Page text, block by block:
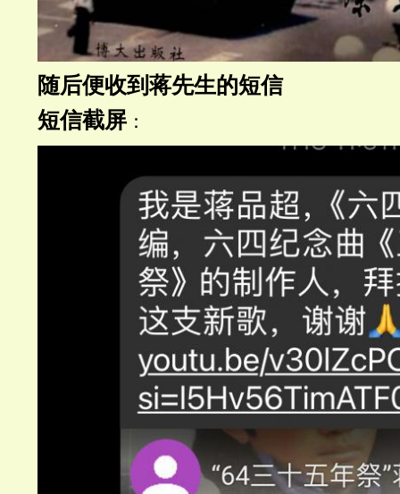
随后便收到蒋先生的短信
短信截屏 ：